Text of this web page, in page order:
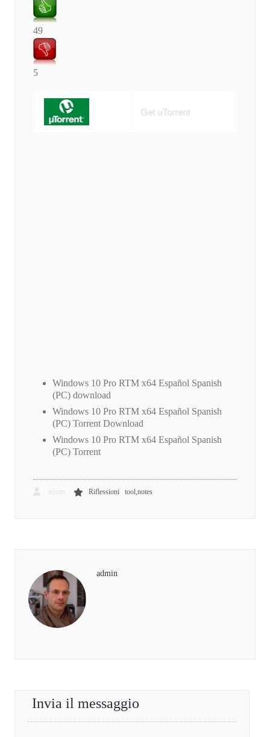
49
5
Get uTorrent
Windows 10 Pro RTM x64 Español Spanish
(PC) download
Windows 10 Pro RTM x64 Español Spanish
(PC) Torrent Download
Windows 10 Pro RTM x64 Español Spanish
(PC) Torrent
Riflessioni tool,notes
admin
Invia il messaggio